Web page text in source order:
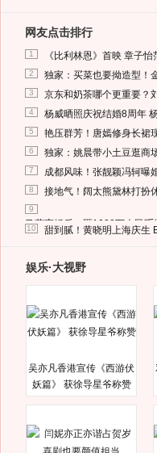
网友点击排行
1 《比利林恩》首映 章子
2 独家：买菜也要拗造型！
3 京东和奶茶哪个更重要？
4 杨威晒照庆祝结婚8周年
5 艳压群芳！唐嫣修身长裙
6 独家：姚晨带小土豆逛商
7 成都风味！张靓颖冯轲曝
8 接地气！阔太熊黛林打扮
9
马蓉离婚后，砸1000万人民币
10 甜到腻！黄晓明上海庆生
娱乐·大视野
吴亦凡香港宣传《西游伏
妖篇》 获徐导星爷称赞